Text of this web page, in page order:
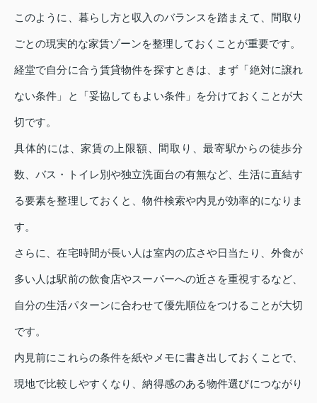
このように、暮らし方と収入のバランスを踏まえて、間取り
ごとの現実的な家賃ゾーンを整理しておくことが重要です。
経堂で自分に合う賃貸物件を探すときは、まず「絶対に譲れ
ない条件」と「妥協してもよい条件」を分けておくことが大
切です。
具体的には、家賃の上限額、間取り、最寄駅からの徒歩分
数、バス・トイレ別や独立洗面台の有無など、生活に直結す
る要素を整理しておくと、物件検索や内見が効率的になりま
す。
さらに、在宅時間が長い人は室内の広さや日当たり、外食が
多い人は駅前の飲食店やスーパーへの近さを重視するなど、
自分の生活パターンに合わせて優先順位をつけることが大切
です。
内見前にこれらの条件を紙やメモに書き出しておくことで、
現地で比較しやすくなり、納得感のある物件選びにつながり